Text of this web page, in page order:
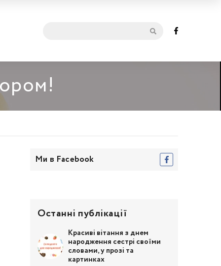
Ми в Facebook
Останні публікації
Красиві вітання з днем
народження сестрі своїми
словами, у прозі та
картинках